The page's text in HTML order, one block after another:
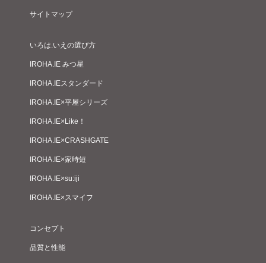
サイトマップ
いろは.いえの選び方
IROHA.IE みつ星
IROHA.IEスタンダード
IROHA.IE×平屋シリーズ
IROHA.IE×Like！
IROHA.IE×CRASHGATE
IROHA.IE×家時短
IROHA.IE×su:iji
IROHA.IE×スマイフ
コンセプト
品質と性能